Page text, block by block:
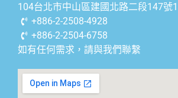
104台北市中山區建國北路二段147號
+886-2-2508-4928
+886-2-2504-6758
如有任何需求，請與我們聯繫